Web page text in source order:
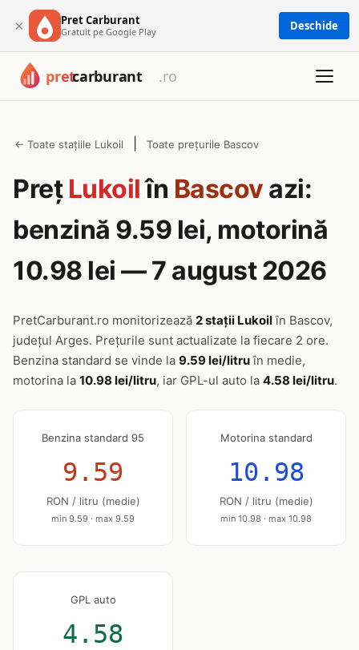
× Pret Carburant
Gratuit pe Google Play Deschide
← Toate stațiile Lukoil Toate prețurile Bascov
Preț Lukoilîn Bascov azi:
benzină 9.59 lei, motorină
10.98 lei — 7 august 2026
PretCarburant.ro monitorizează 2 stații Lukoilîn Bascov,
județul Arges. Prețurile sunt actualizate la fiecare 2 ore.
Benzina standard se vinde la 9.59 lei/litruîn medie,
motorina la 10.98 lei/litru, iar GPL-ul auto la 4.58 lei/litru.
Benzina standard 95
9.59
RON / litru (medie)
min 9.59 · max 9.59
Motorina standard
10.98
RON / litru (medie)
min 10.98 · max 10.98
GPL auto
4.58